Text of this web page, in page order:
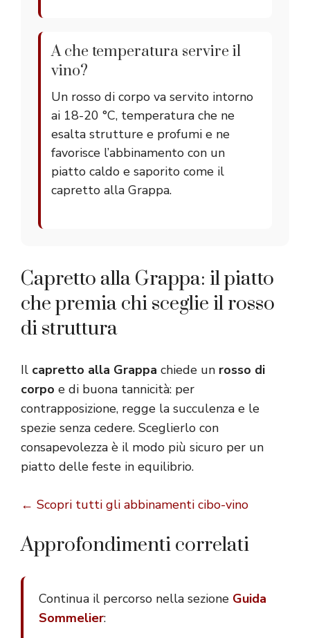
A che temperatura servire il
vino?
Un rosso di corpo va servito intorno
ai 18-20 °C, temperatura che ne
esalta strutture e profumi e ne
favorisce l’abbinamento con un
piatto caldo e saporito come il
capretto alla Grappa.
Capretto alla Grappa: il piatto
che premia chi sceglie il rosso
di struttura
Il capretto alla Grappa chiede un rosso di
corpo e di buona tannicità: per
contrapposizione, regge la succulenza e le
spezie senza cedere. Sceglierlo con
consapevolezza è il modo più sicuro per un
piatto delle feste in equilibrio.
← Scopri tutti gli abbinamenti cibo-vino
Approfondimenti correlati
Continua il percorso nella sezione Guida
Sommelier: